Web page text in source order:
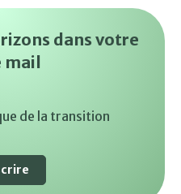
dans votre
mail
de la transition